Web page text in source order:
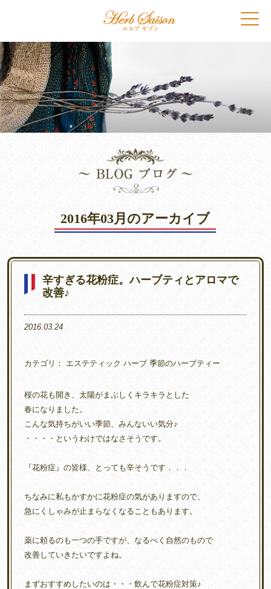
2016年03月のアーカイブ
辛すぎる花粉症。ハーブティとアロマで
改善♪
2016.03.24
カテゴリ： エステティック ハーブ 季節のハーブティー
桜の花も開き、太陽がまぶしくキラキラとした
春になりました。
こんな気持ちがいい季節、みんないい気分♪
・・・・というわけではなさそうです。
『花粉症』の皆様、とっても辛そうです．．．
ちなみに私もかすかに花粉症の気がありますので、
急にくしゃみが止まらなくなることもあります。
薬に頼るのも一つの手ですが、なるべく自然のもので
改善していきたいですよね。
まずおすすめしたいのは・・・飲んで花粉症対策♪